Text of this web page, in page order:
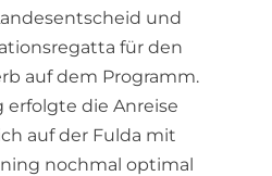
und
für den
auf dem Programm.
erfolgte die Anreise
auf der Fulda mit
nochmal optimal